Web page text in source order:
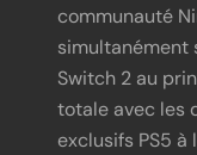
communauté
simultanément
Switch 2 au
totale avec les
exclusifs PS5 à